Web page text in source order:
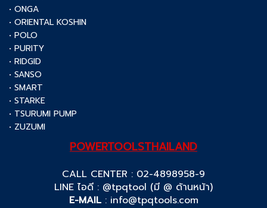
• ONGA
• ORIENTAL KOSHIN
• POLO
• PURITY
• RIDGID
• SANSO
• SMART
• STARKE
• TSURUMI PUMP
• ZUZUMI
POWERTOOLSTHAILAND
CALL CENTER : 02-4898958-9
LINE ไอดี : @tpqtool (มี @ ด้านหน้า)
E-MAIL: info@tpqtools.com